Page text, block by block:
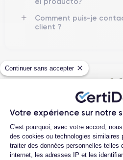
Continuer sans accepter
Votre expérience sur notre
Plateforme de
C'est pourquoi, avec votre accord,
des cookies ou technologies similaires
traiter des données personnelles
internet, les adresses IP et les
Comment puis-je
client ?
4.6
Certideal est en
4.6/